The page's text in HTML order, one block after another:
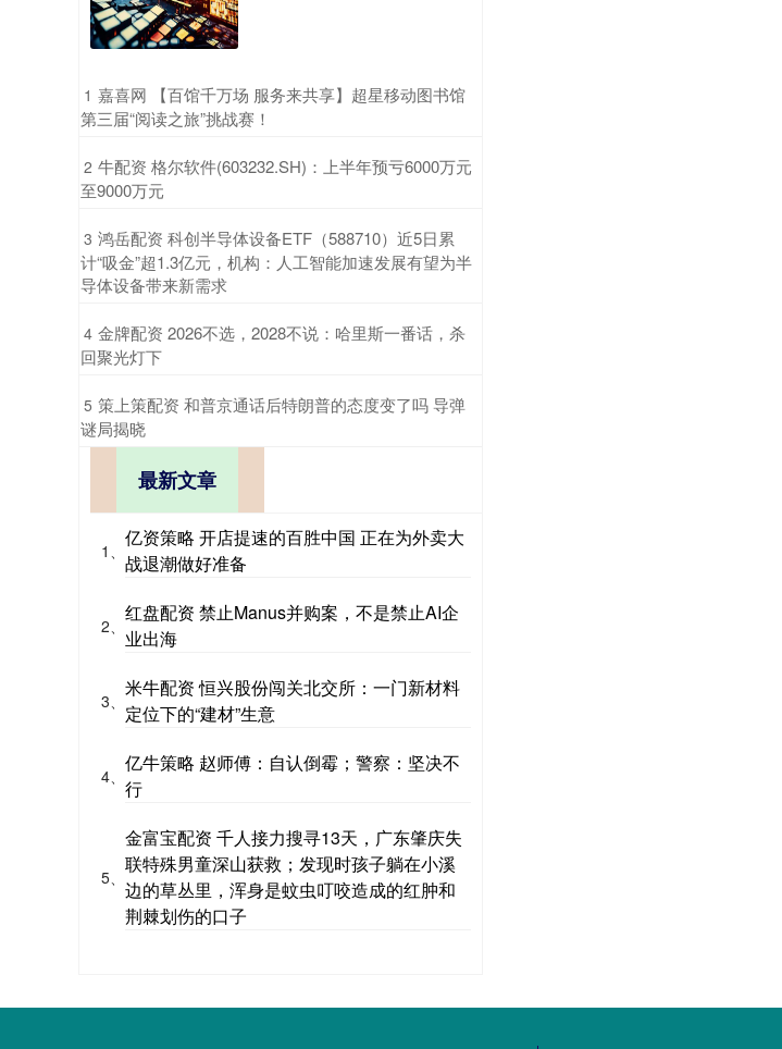
1 ​嘉喜网 【百馆千万场 服务来共享】超星移动图书馆
第三届“阅读之旅”挑战赛！
2 ​牛配资 格尔软件(603232.SH)：上半年预亏6000万元
至9000万元
3 ​鸿岳配资 科创半导体设备ETF（588710）近5日累
计“吸金”超1.3亿元，机构：人工智能加速发展有望为半
导体设备带来新需求
4 ​金牌配资 2026不选，2028不说：哈里斯一番话，杀
回聚光灯下
5 ​策上策配资 和普京通话后特朗普的态度变了吗 导弹
谜局揭晓
最新文章
1、
亿资策略 开店提速的百胜中国 正在为外卖大
战退潮做好准备
2、
红盘配资 禁止Manus并购案，不是禁止AI企
业出海
3、
米牛配资 恒兴股份闯关北交所：一门新材料
定位下的“建材”生意
4、
亿牛策略 赵师傅：自认倒霉；警察：坚决不
行
5、
金富宝配资 千人接力搜寻13天，广东肇庆失
联特殊男童深山获救；发现时孩子躺在小溪
边的草丛里，浑身是蚊虫叮咬造成的红肿和
荆棘划伤的口子